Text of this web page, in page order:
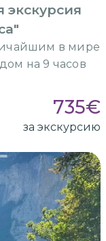
в мире
на 9 часов
735€
за экскурсию